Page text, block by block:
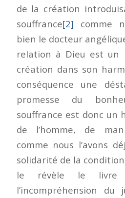
de la création
souffrance[2] comme
bien le docteur
relation à Dieu est un
création dans son
conséquence une
promesse du
souffrance est donc un
de l’homme, de
comme nous l’avons
solidarité de la
le révèle le livre
l’incompréhension